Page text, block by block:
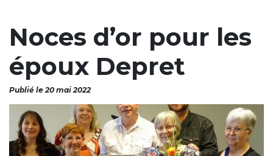
Noces d’or pour les
époux Depret
Publié le 20 mai 2022